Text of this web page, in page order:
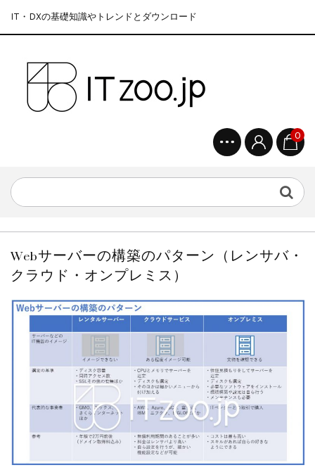
IT・DXの基礎知識やトレンドとダウンロード
0
Webサーバーの構築のパターン（レンサバ・
クラウド・オンプレミス）